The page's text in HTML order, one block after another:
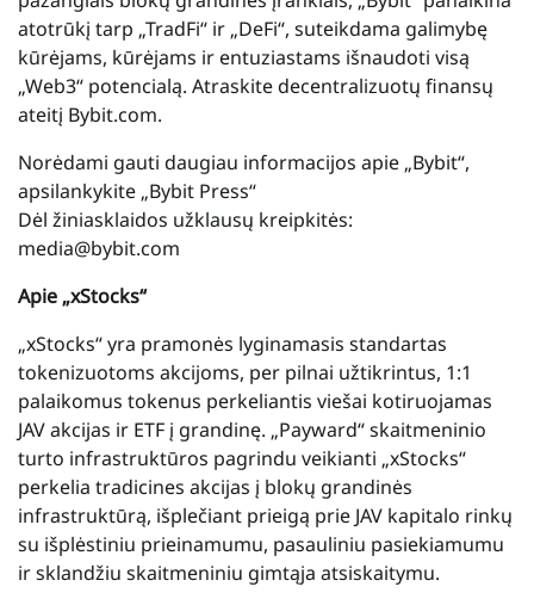
atotrūkį tarp „TradFi“ ir „DeFi“, suteikdama galimybę
kūrėjams, kūrėjams ir entuziastams išnaudoti visą
„Web3“ potencialą. Atraskite decentralizuotų finansų
ateitį Bybit.com.
Norėdami gauti daugiau informacijos apie „Bybit“,
apsilankykite „Bybit Press“
Dėl žiniasklaidos užklausų kreipkitės:
media@bybit.com
Apie „xStocks“
„xStocks“ yra pramonės lyginamasis standartas
tokenizuotoms akcijoms, per pilnai užtikrintus, 1:1
palaikomus tokenus perkeliantis viešai kotiruojamas
JAV akcijas ir ETF į grandinę. „Payward“ skaitmeninio
turto infrastruktūros pagrindu veikianti „xStocks“
perkelia tradicines akcijas į blokų grandinės
infrastruktūrą, išplečiant prieigą prie JAV kapitalo rinkų
su išplėstiniu prieinamumu, pasauliniu pasiekiamumu
ir sklandžiu skaitmeniniu gimtąja atsiskaitymu.